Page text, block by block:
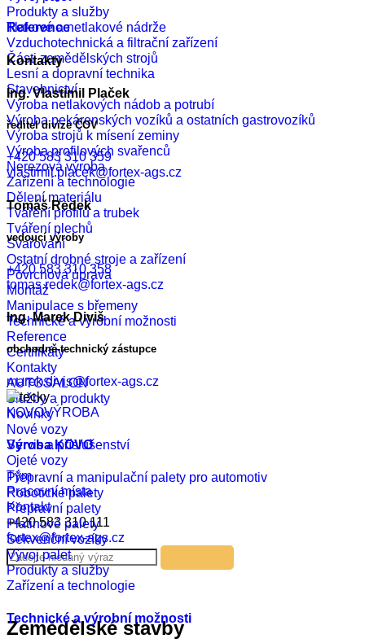
Reference
Kontakty
Ing. Vlastimil Plaček
ředitel divize ČOV
+420 583 310 359
vlastimil.placek@fortex-ags.cz
Tomáš Redek
vedoucí výroby
+420 583 310 358
tomas.redek@fortex-ags.cz
Ing. Marek Diviš
obchodně-technický zástupce
marek.divis@fortex-ags.cz
KOVOVÝROBA
Výroba KOVO
Přepravní a manipulační palety pro automotiv
Robotické palety
Přepravní palety
Platinové palety
Sekvenční vozíky
Vývoj palet
Produkty a služby
Zařízení a technologie
Technické a výrobní možnosti
Produkty a služby
Tlakové a netlakové nádrže
Vzduchotechnická a filtrační zařízení
Části zemědělských strojů
Lesní a dopravní technika
Stavebnictví
Výroba netlakových nádob a potrubí
Výroba pekárenských vozíků a ostatních gastrovozíků
Výroba strojů k mísení zeminy
Výroba profilových svařenců
Nerezová výroba
Zařízení a technologie
Dělení materiálu
Tváření profilů a trubek
Tváření plechů
Svařování
Ostatní drobné stroje a zařízení
Povrchová úprava
Montáž
Manipulace s břemeny
Technické a výrobní možnosti
Reference
Certifikáty
Kontakty
AUTOSALON
Služby a produkty
Novinky
Nové vozy
Servis a příslušenství
Ojeté vozy
Tým
Pracovní místa
Kontakt
+420 583 310 111
fortex@fortex-ags.cz
Zemědělské stavby